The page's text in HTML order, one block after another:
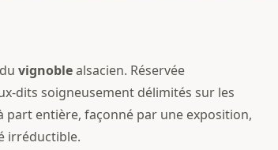
vignoblealsacien. Réservée
dits soigneusement délimités sur les
entière, façonné par une exposition,
irréductible.